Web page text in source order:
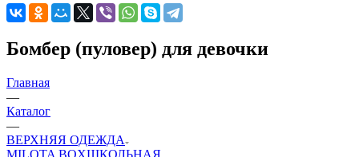
Бомбер (пуловер) для девочки
Главная
—
Каталог
—
ВЕРХНЯЯ ОДЕЖДА
MILOTA BOXШКОЛЬНАЯ